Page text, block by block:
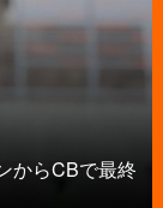
からCBで最終